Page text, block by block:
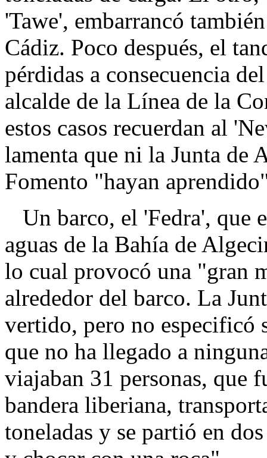
'Tawe', embarrancó
Cádiz. Poco después, el
pérdidas a consecuencia
alcalde de la Línea de la
estos casos recuerdan al
lamenta que ni la Junta de
Fomento "hayan
Un barco, el 'Fedra', que
aguas de la Bahía de
lo cual provocó una "gran
alrededor del barco. La
vertido, pero no especificó
que no ha llegado a
viajaban 31 personas, que
bandera liberiana,
toneladas y se partió en